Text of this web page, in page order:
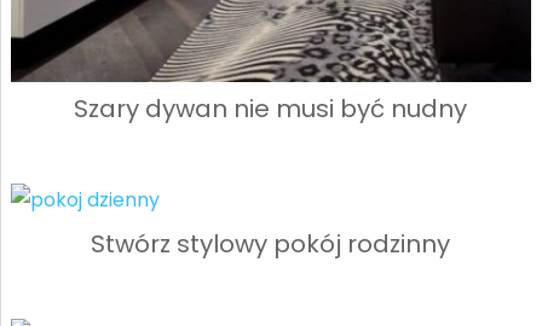
Szary dywan nie musi być nudny
Stwórz stylowy pokój rodzinny